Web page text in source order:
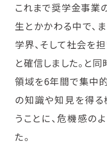
これまで奨学金事業
生とかかわる中で、
学界、そして社会を
と確信しました。と
領域を6年間で集中
の知識や知見を得
うことに、危機感の
た。